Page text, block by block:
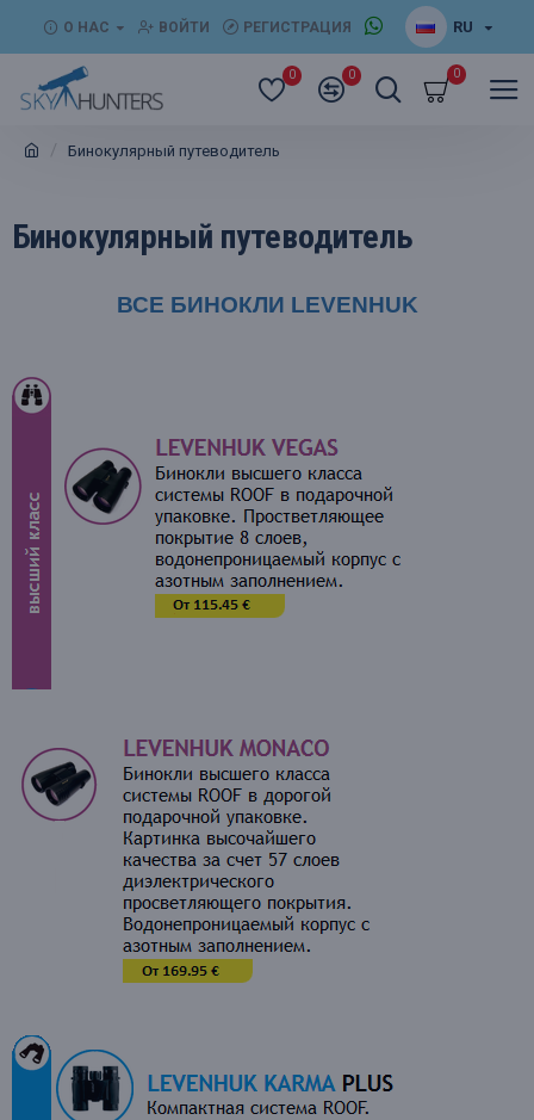
О НАС ВОЙТИ РЕГИСТРАЦИЯ RU
0 0 0
Бинокулярный путеводитель
Бинокулярный путеводитель
ВСЕ БИНОКЛИ LEVENHUK